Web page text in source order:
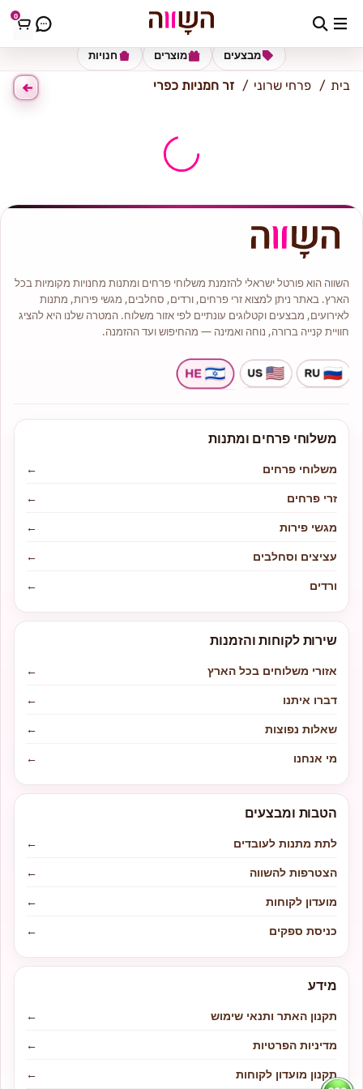
0 כתובת למשלוח הזינו כתובת
חנויות מוצרים מבצעים
בית פרחי שרוני זר חמניות כפרי
השווה הוא פורטל ישראלי להזמנת משלוחי פרחים ומתנות מחנויות מקומיות בכל
הארץ. באתר ניתן למצוא זרי פרחים, ורדים, סחלבים, מגשי פירות, מתנות
לאירועים, מבצעים וקטלוגים עונתיים לפי אזור משלוח. המטרה שלנו היא להציג
חוויית קנייה ברורה, נוחה ואמינה — מהחיפוש ועד ההזמנה.
משלוחי פרחים ומתנות
משלוחי פרחים
←
זרי פרחים
←
מגשי פירות
←
עציצים וסחלבים
←
ורדים
←
שירות לקוחות והזמנות
אזורי משלוחים בכל הארץ
←
דברו איתנו
←
שאלות נפוצות
←
מי אנחנו
←
הטבות ומבצעים
לתת מתנות לעובדים
←
הצטרפות להשווה
←
מועדון לקוחות
←
כניסת ספקים
←
מידע
תקנון האתר ותנאי שימוש
←
מדיניות הפרטיות
←
תקנון מועדון לקוחות
←